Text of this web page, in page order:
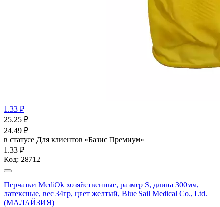
1.33 ₽
25.25 ₽
24.49 ₽
в статусе Для клиентов «Базис Премиум»
1.33 ₽
Код: 28712
Перчатки MediOk хозяйственные, размер S, длина 300мм,
латексные, вес 34гр, цвет желтый, Blue Sail Medical Co., Ltd.
(МАЛАЙЗИЯ)